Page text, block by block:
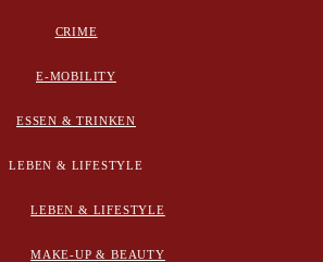
CRIME
E-MOBILITY
ESSEN & TRINKEN
LEBEN & LIFESTYLE
LEBEN & LIFESTYLE
MAKE-UP & BEAUTY